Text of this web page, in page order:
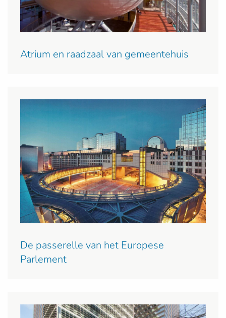
Atrium en raadzaal van gemeentehuis
De passerelle van het Europese
Parlement